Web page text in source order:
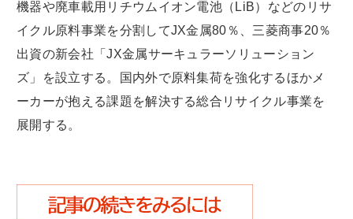
機器や廃車載用リチウムイオン電池（LiB）などのリサ
イクル原料事業を分割してJX金属80％、三菱商事20％
出資の新会社「JX金属サーキュラーソリューション
ズ」を設立する。国内外で原料集荷を強化するほかメ
ーカーが抱える課題を解決する総合リサイクル事業を
展開する。